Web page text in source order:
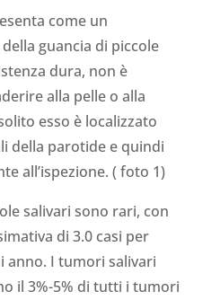
come un
guancia di piccole
dura, non è
alla pelle o alla
esso è localizzato
della parotide e quindi
all’ispezione. ( foto 1)
salivari sono rari, con
di 3.0 casi per
anno. I tumori salivari
il 3%-5% di tutti i tumori